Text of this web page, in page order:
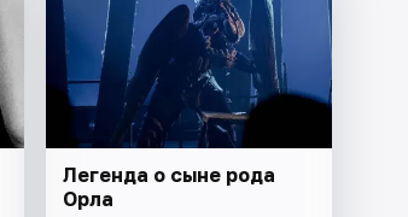
Легенда о сыне рода
Орла